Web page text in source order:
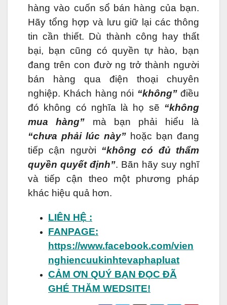
hàng vào cuốn sổ bán hàng của bạn.
Hãy tổng hợp và lưu giữ lại các thông
tin cần thiết. Dù thành công hay thất
bại, bạn cũng có quyền tự hào, bạn
đang trên con đườ ng trở thành người
bán hàng qua điện thoại chuyên
nghiệp. Khách hàng nói “không”điều
đó không có nghĩa là họ sẽ “không
mua hàng” mà bạn phải hiểu là
“chưa phải lúc này” hoặc bạn đang
tiếp cận người “không có đủ thẩm
quyền quyết định”. Bãn hãy suy nghĩ
và tiếp cận theo một phương pháp
khác hiệu quả hơn.
LIÊN HỆ :
FANPAGE:
https://www.facebook.com/vien
nghiencuukinhtevaphapluat
CẢM ƠN QUÝ BẠN ĐỌC ĐÃ
GHÉ THĂM WEDSITE!